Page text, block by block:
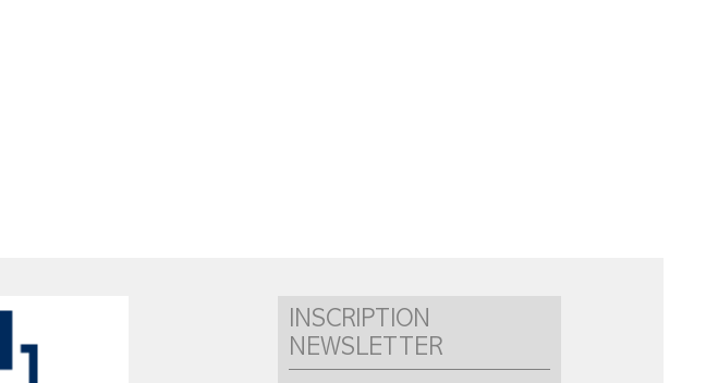
INSCRIPTION
NEWSLETTER